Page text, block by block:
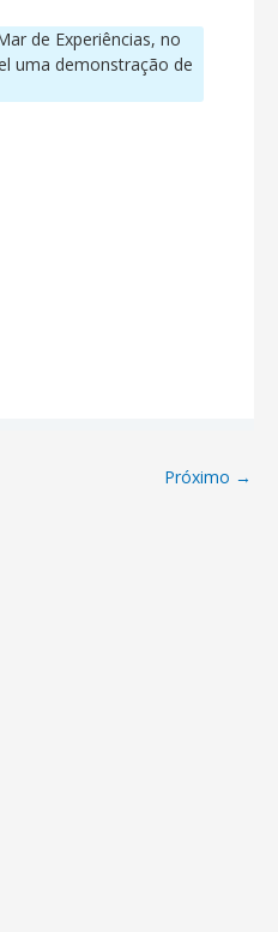
de Experiências, no
uma demonstração de
Próximo →